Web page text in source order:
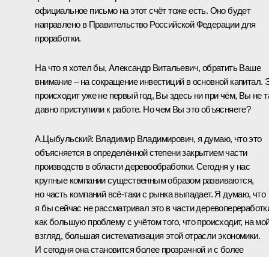
официальное письмо на этот счёт тоже есть. Оно будет
направлено в Правительство Российской Федерации для
проработки.
На что я хотел бы, Александр Витальевич, обратить Ваше
внимание – на сокращение инвестиций в основной капитал.
происходит уже не первый год, Вы здесь ни при чём, Вы не
давно приступили к работе. Но чем Вы это объясняете?
А.Цыбульский: Владимир Владимирович, я думаю, что это
объясняется в определённой степени закрытием части
производств в области деревообработки. Сегодня у нас
крупные компании существенным образом развиваются,
но часть компаний всё-таки с рынка выпадает. Я думаю, что
я бы сейчас не рассматривал это в части
как большую проблему с учётом того, что происходит, на
взгляд, большая систематизация этой отрасли экономики.
И сегодня она становится более прозрачной и с более